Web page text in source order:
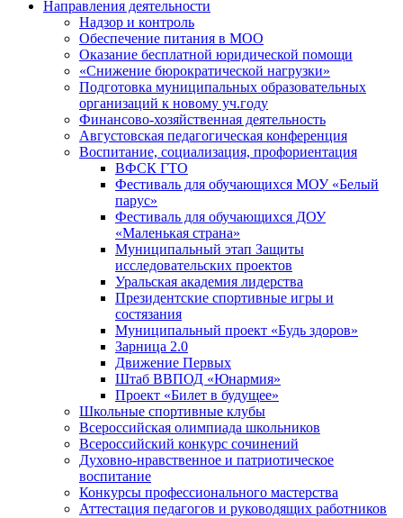
Направления деятельности
Надзор и контроль
Обеспечение питания в МОО
Оказание бесплатной юридической помощи
«Снижение бюрократической нагрузки»
Подготовка муниципальных образовательных
организаций к новому уч.году
Финансово-хозяйственная деятельность
Августовская педагогическая конференция
Воспитание, социализация, профориентация
ВФСК ГТО
Фестиваль для обучающихся МОУ «Белый
парус»
Фестиваль для обучающихся ДОУ
«Маленькая страна»
Муниципальный этап Защиты
исследовательских проектов
Уральская академия лидерства
Президентские спортивные игры и
состязания
Муниципальный проект «Будь здоров»
Зарница 2.0
Движение Первых
Штаб ВВПОД «Юнармия»
Проект «Билет в будущее»
Школьные спортивные клубы
Всероссийская олимпиада школьников
Всероссийский конкурс сочинений
Духовно-нравственное и патриотическое
воспитание
Конкурсы профессионального мастерства
Аттестация педагогов и руководящих работников